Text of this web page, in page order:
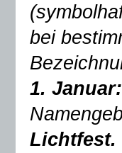
bei
1.
Lichtfest.